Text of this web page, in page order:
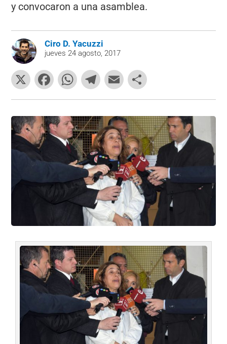
y convocaron a una asamblea.
Ciro D. Yacuzzi
jueves 24 agosto, 2017
X
F
a
c
e
b
o
o
k
W
h
at
s
A
p
p
T
el
e
gr
a
m
E
m
ai
l
o
m
p
ar
tir